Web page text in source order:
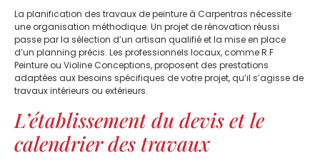
La planification des travaux de peinture à Carpentras nécessite
une organisation méthodique. Un projet de rénovation réussi
passe par la sélection d’un artisan qualifié et la mise en place
d’un planning précis. Les professionnels locaux, comme R.F
Peinture ou Violine Conceptions, proposent des prestations
adaptées aux besoins spécifiques de votre projet, qu’il s’agisse de
travaux intérieurs ou extérieurs.
L’établissement du devis et le
calendrier des travaux